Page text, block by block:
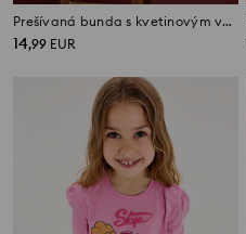
Prešívaná bunda s kvetinovým vzorom a teddy vsadkami
14,99 EUR